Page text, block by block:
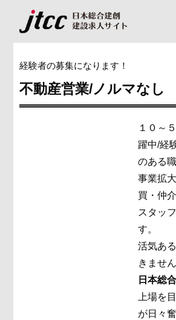
経験者の募集になります！
不動産営業/ノルマなし
１０～
躍中/経
のある
事業拡
買・仲
スタッ
す。
活気あ
きませ
日本総
上場を
が日々